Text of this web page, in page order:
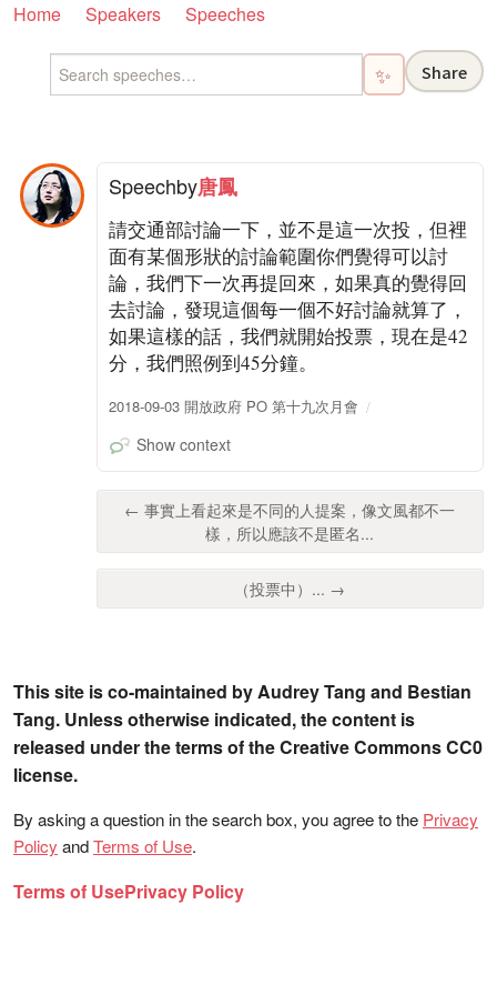
Home Speakers Speeches
✨ Share
Speechby唐鳳
請交通部討論一下，並不是這一次投，但裡
面有某個形狀的討論範圍你們覺得可以討
論，我們下一次再提回來，如果真的覺得回
去討論，發現這個每一個不好討論就算了，
如果這樣的話，我們就開始投票，現在是42
分，我們照例到45分鐘。
2018-09-03 開放政府 PO 第十九次月會
Show context
← 事實上看起來是不同的人提案，像文風都不一
樣，所以應該不是匿名...
（投票中）... →
This site is co-maintained by Audrey Tang and Bestian
Tang. Unless otherwise indicated, the content is
released under the terms of the Creative Commons CC0
license.
By asking a question in the search box, you agree to the Privacy
Policy andTerms of Use.
Terms of UsePrivacy Policy